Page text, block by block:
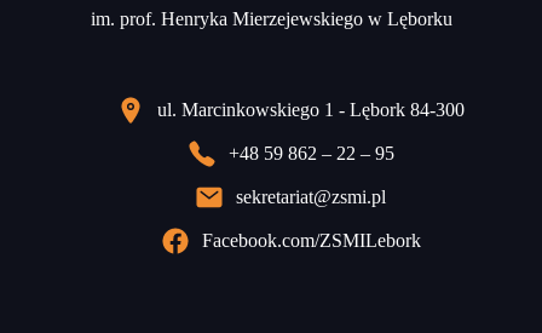
im. prof. Henryka Mierzejewskiego w Lęborku
ul. Marcinkowskiego 1 - Lębork 84-300
+48 59 862 – 22 – 95
sekretariat@zsmi.pl
Facebook.com/ZSMILebork